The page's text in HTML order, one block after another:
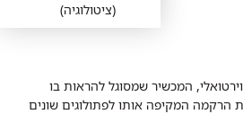
(ציטולוגיה)
המכשיר שמסוגל להראות בו
הרקמה המקיפה אותו לפתולוגים שונים